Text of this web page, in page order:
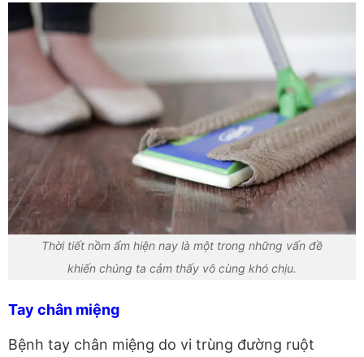
Thời tiết nồm ẩm hiện nay là một trong những vấn đề
khiến chúng ta cảm thấy vô cùng khó chịu.
Tay chân miệng
Bệnh tay chân miệng do vi trùng đường ruột